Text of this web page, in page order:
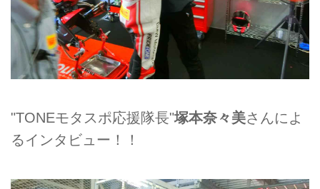
"TONEモタスポ応援隊長"塚本奈々美さんによ
るインタビュー！！